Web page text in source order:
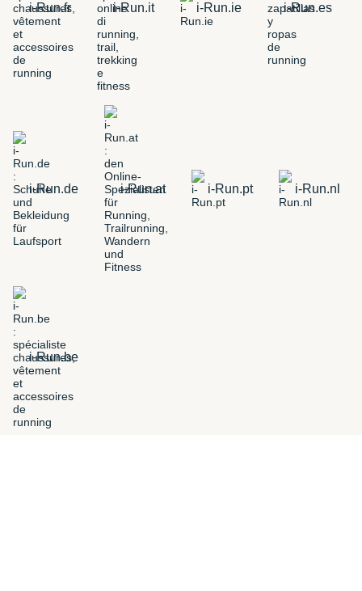
i-Run.fr i-Run.it i-Run.ie i-Run.es
i-Run.de i-Run.at i-Run.pt i-Run.nl
i-Run.be